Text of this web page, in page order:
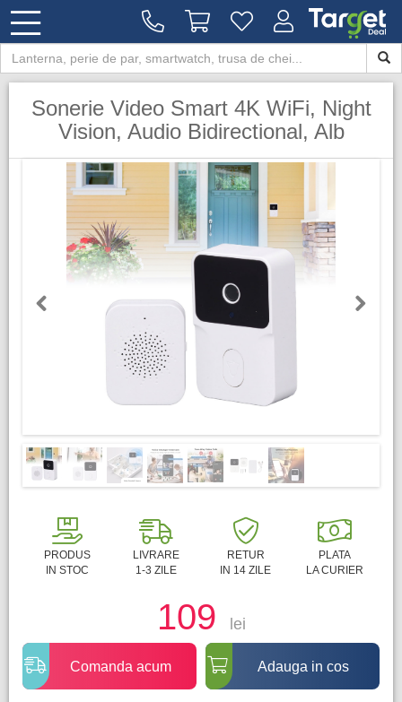
Sonerie Video Smart 4K WiFi, Night
Vision, Audio Bidirectional, Alb
PRODUS
IN STOC
LIVRARE
1-3 ZILE
RETUR
IN 14 ZILE
PLATA
LA CURIER
109 lei
Comanda acum Adauga in cos